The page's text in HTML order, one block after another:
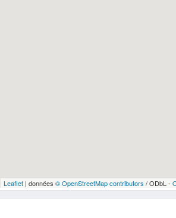
Leaflet| données © OpenStreetMap contributors / ODbL -